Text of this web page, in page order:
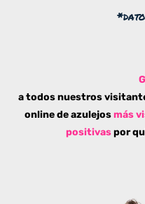
a todos nuestros
online de azulejos más
positivaspor